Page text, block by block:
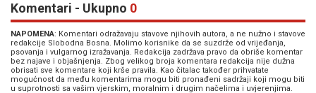
Komentari - Ukupno 0
NAPOMENA: Komentari odražavaju stavove njihovih autora, a ne nužno i stavove
redakcije Slobodna Bosna. Molimo korisnike da se suzdrže od vrijeđanja,
psovanja i vulgarnog izražavanja. Redakcija zadržava pravo da obriše komentar
bez najave i objašnjenja. Zbog velikog broja komentara redakcija nije dužna
obrisati sve komentare koji krše pravila. Kao čitalac također prihvatate
mogućnost da među komentarima mogu biti pronađeni sadržaji koji mogu biti
u suprotnosti sa vašim vjerskim, moralnim i drugim načelima i uvjerenjima.